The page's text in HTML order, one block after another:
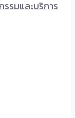
รมและบริการ